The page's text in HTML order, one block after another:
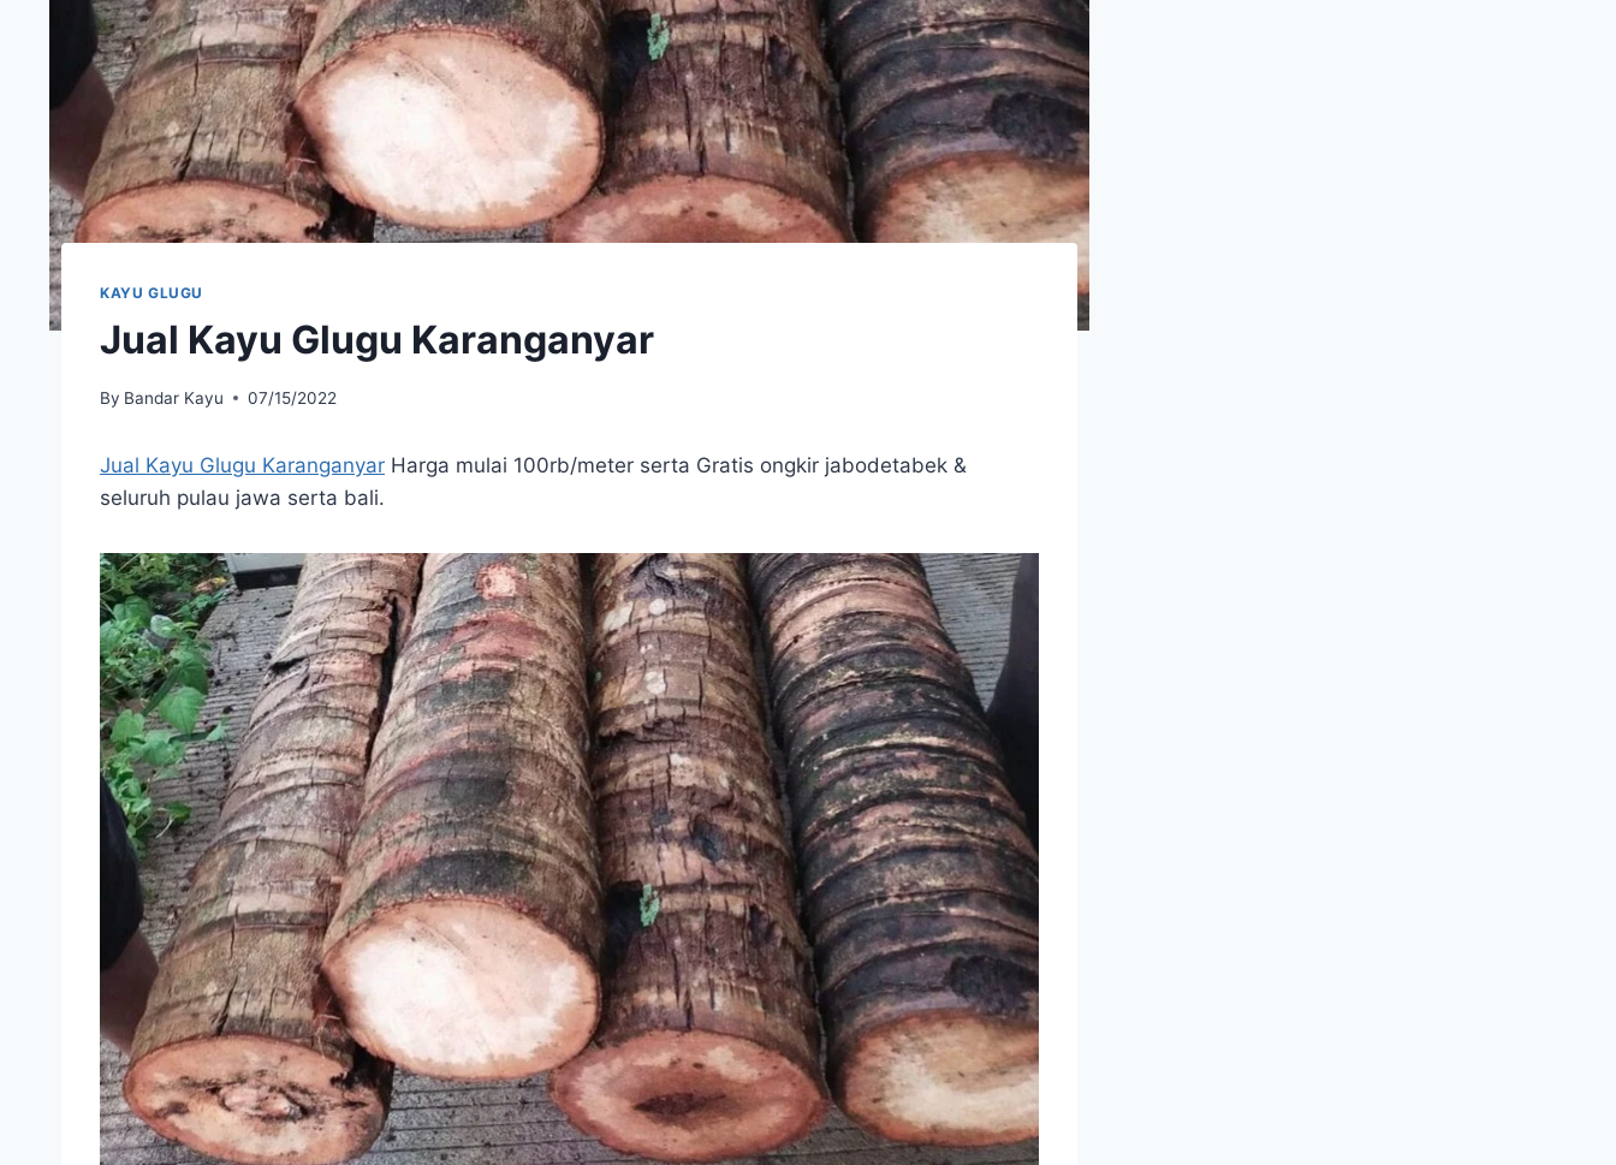
KAYU GLUGU
Jual Kayu Glugu Karanganyar
By Bandar Kayu 07/15/2022
Jual Kayu Glugu Karanganyar Harga mulai 100rb/meter serta Gratis ongkir jabodetabek &
seluruh pulau jawa serta bali.